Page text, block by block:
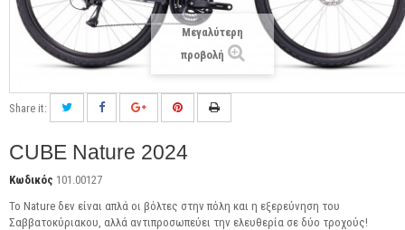
Μεγαλύτερη
προβολή
Share it:
CUBE Nature 2024
Κωδικός 101.00127
Το Nature δεν είναι απλά οι βόλτες στην πόλη και η εξερεύνηση του
Σαββατοκύριακου, αλλά αντιπροσωπεύει την ελευθερία σε δύο τροχούς!